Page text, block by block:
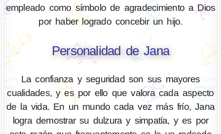
empleado como símbolo de agradecimiento a Dios
por haber logrado concebir un hijo.
Personalidad de Jana
La confianza y seguridad son sus mayores
cualidades, y es por ello que valora cada aspecto
de la vida. En un mundo cada vez más frío, Jana
logra demostrar su dulzura y simpatía, y es por